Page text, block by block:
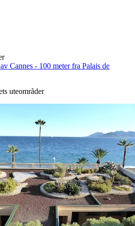
Cannes - 100 meter fra Palais de